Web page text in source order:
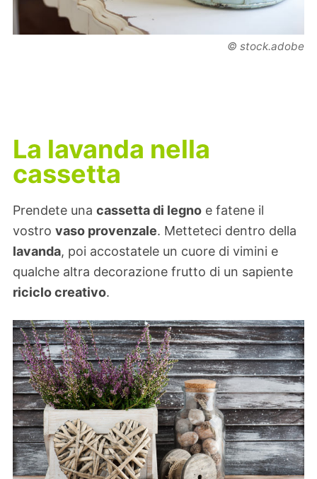
© stock.adobe
La lavanda nella
cassetta
Prendete una cassetta di legno e fatene il
vostro vaso provenzale. Metteteci dentro della
lavanda, poi accostatele un cuore di vimini e
qualche altra decorazione frutto di un sapiente
riciclo creativo.